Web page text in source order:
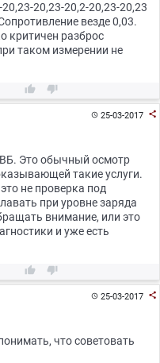
20,23-20,2-20,23-20,23
везде 0,03.
критичен разброс
таком измерении не
 
25-03-2017 
Это обычный осмотр
такие услуги.
не проверка под
при уровне заряда
внимание, или это
и уже есть
 
25-03-2017 
что советовать